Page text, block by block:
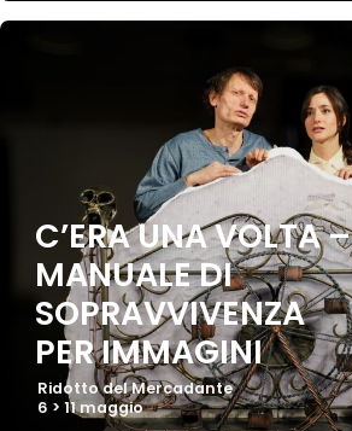
C’ERA UNA VOLTA –
MANUALE DI
SOPRAVVIVENZA
PER IMMAGINI
Ridotto del Mercadante
6 > 11 maggio